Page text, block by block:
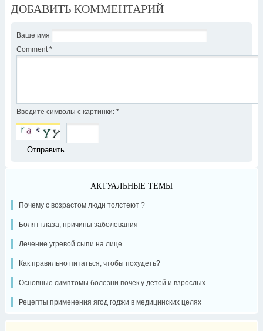
ДОБАВИТЬ КОММЕНТАРИЙ
Ваше имя
Comment *
Введите символы с картинки: *
АКТУАЛЬНЫЕ ТЕМЫ
Почему с возрастом люди толстеют ?
Болят глаза, причины заболевания
Лечение угревой сыпи на лице
Как правильно питаться, чтобы похудеть?
Основные симптомы болезни почек у детей и взрослых
Рецепты применения ягод годжи в медицинских целях